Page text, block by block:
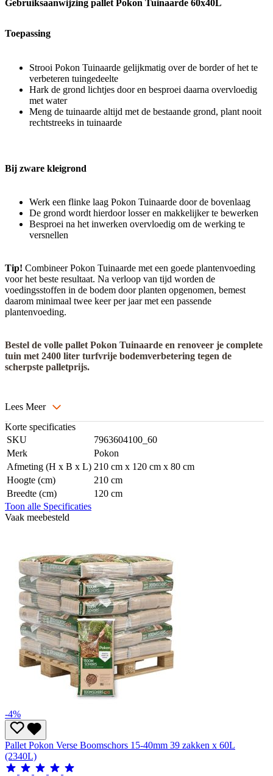
Gebruiksaanwijzing pallet Pokon Tuinaarde 60x40L
Toepassing
Strooi Pokon Tuinaarde gelijkmatig over de border of het te
verbeteren tuingedeelte
Hark de grond lichtjes door en besproei daarna overvloedig
met water
Meng de tuinaarde altijd met de bestaande grond, plant nooit
rechtstreeks in tuinaarde
Bij zware kleigrond
Werk een flinke laag Pokon Tuinaarde door de bovenlaag
De grond wordt hierdoor losser en makkelijker te bewerken
Besproei na het inwerken overvloedig om de werking te
versnellen
Tip! Combineer Pokon Tuinaarde met een goede plantenvoeding
voor het beste resultaat. Na verloop van tijd worden de
voedingsstoffen in de bodem door planten opgenomen, bemest
daarom minimaal twee keer per jaar met een passende
plantenvoeding.
Bestel de volle pallet Pokon Tuinaarde en renoveer je complete
tuin met 2400 liter turfvrije bodemverbetering tegen de
scherpste palletprijs.
Lees Meer
Korte specificaties
SKU
7963604100_60
Merk
Pokon
Afmeting (H x B x L) 210 cm x 120 cm x 80 cm
Hoogte (cm)
210 cm
Breedte (cm)
120 cm
Toon alle Specificaties
Vaak meebesteld
-4%
Pallet Pokon Verse Boomschors 15-40mm 39 zakken x 60L
(2340L)